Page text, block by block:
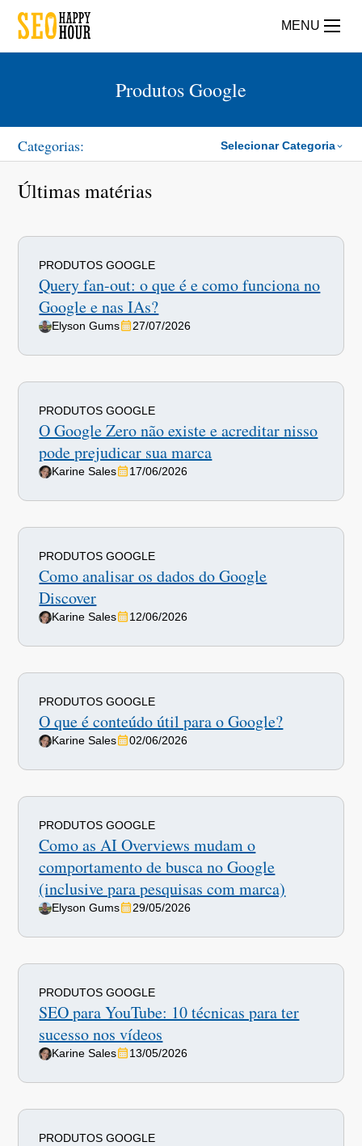
MENU
Produtos Google
Categorias: Selecionar Categoria
Últimas matérias
PRODUTOS GOOGLE
Query fan-out: o que é e como funciona no
Google e nas IAs?
Elyson Gums 27/07/2026
PRODUTOS GOOGLE
O Google Zero não existe e acreditar nisso
pode prejudicar sua marca
Karine Sales 17/06/2026
PRODUTOS GOOGLE
Como analisar os dados do Google
Discover
Karine Sales 12/06/2026
PRODUTOS GOOGLE
O que é conteúdo útil para o Google?
Karine Sales 02/06/2026
PRODUTOS GOOGLE
Como as AI Overviews mudam o
comportamento de busca no Google
(inclusive para pesquisas com marca)
Elyson Gums 29/05/2026
PRODUTOS GOOGLE
SEO para YouTube: 10 técnicas para ter
sucesso nos vídeos
Karine Sales 13/05/2026
PRODUTOS GOOGLE